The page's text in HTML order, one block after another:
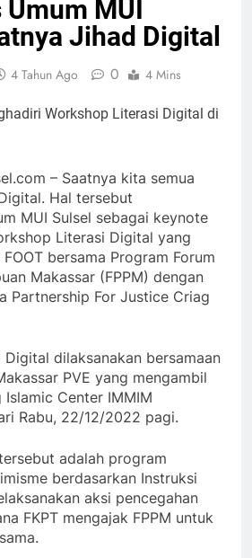
MUI
Jihad Digital
4 Tahun Ago 0 4 Mins
– Saatnya kita semua
Hal tersebut
MUI Sulsel sebagai keynote
Literasi Digital yang
bersama Program Forum
Makassar (FPPM) dengan
Partnership For Justice Criag
dilaksanakan bersamaan
PVE yang mengambil
Center IMMIM
Rabu, 22/12/2022 pagi.
adalah program
berdasarkan Instruksi
aksi pencegahan
FKPT mengajak FPPM untuk